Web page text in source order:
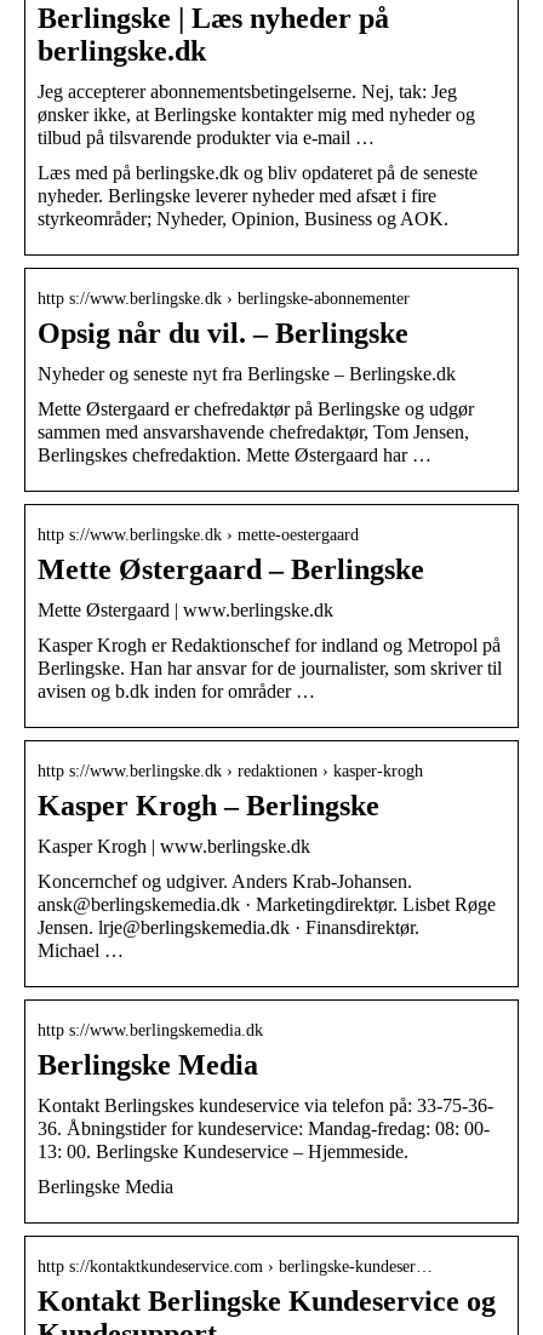
Berlingske | Læs nyheder på
berlingske.dk
Jeg accepterer abonnementsbetingelserne. Nej, tak: Jeg
ønsker ikke, at Berlingske kontakter mig med nyheder og
tilbud på tilsvarende produkter via e-mail …
Læs med på berlingske.dk og bliv opdateret på de seneste
nyheder. Berlingske leverer nyheder med afsæt i fire
styrkeområder; Nyheder, Opinion, Business og AOK.
http s://www.berlingske.dk › berlingske-abonnementer
Opsig når du vil. – Berlingske
Nyheder og seneste nyt fra Berlingske – Berlingske.dk
Mette Østergaard er chefredaktør på Berlingske og udgør
sammen med ansvarshavende chefredaktør, Tom Jensen,
Berlingskes chefredaktion. Mette Østergaard har …
http s://www.berlingske.dk › mette-oestergaard
Mette Østergaard – Berlingske
Mette Østergaard | www.berlingske.dk
Kasper Krogh er Redaktionschef for indland og Metropol på
Berlingske. Han har ansvar for de journalister, som skriver til
avisen og b.dk inden for områder …
http s://www.berlingske.dk › redaktionen › kasper-krogh
Kasper Krogh – Berlingske
Kasper Krogh | www.berlingske.dk
Koncernchef og udgiver. Anders Krab-Johansen.
ansk@berlingskemedia.dk · Marketingdirektør. Lisbet Røge
Jensen. lrje@berlingskemedia.dk · Finansdirektør.
Michael …
http s://www.berlingskemedia.dk
Berlingske Media
Kontakt Berlingskes kundeservice via telefon på: 33-75-36-
36. Åbningstider for kundeservice: Mandag-fredag: 08: 00-
13: 00. Berlingske Kundeservice – Hjemmeside.
Berlingske Media
http s://kontaktkundeservice.com › berlingske-kundeser…
Kontakt Berlingske Kundeservice og